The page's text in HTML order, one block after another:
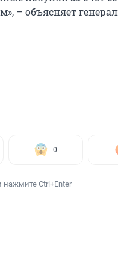
– объясняет
0
нажмите Ctrl+Enter